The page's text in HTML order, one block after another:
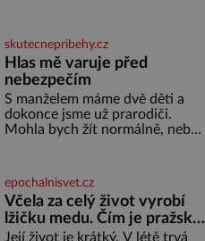
jediného dne můžete
nahlédnout do útrob jedné z
nejvýznamnějších vodních
elektráren v Evropě, vydat se na
horské hřebeny, projet se na
koloběžce a den zakončit
poznáváním památek ve
skutecnepribehy.cz
Hlas mě varuje před
nebezpečím
S manželem máme dvě děti a
dokonce jsme už prarodiči.
Mohla bych žít normálně, nebýt
mzdová účetní a konec měsíce
je pro mě vždy velice psychicky
náročným obdobím. Od té
chvíle, co máme vnoučata, mi
dcera čím dál častěji volá o
epochalnisvet.cz
Včela za celý život vyrobí
lžičku medu. Čím je pražský
med ze střech tak ceněný?
Její život je krátký. V létě trvá